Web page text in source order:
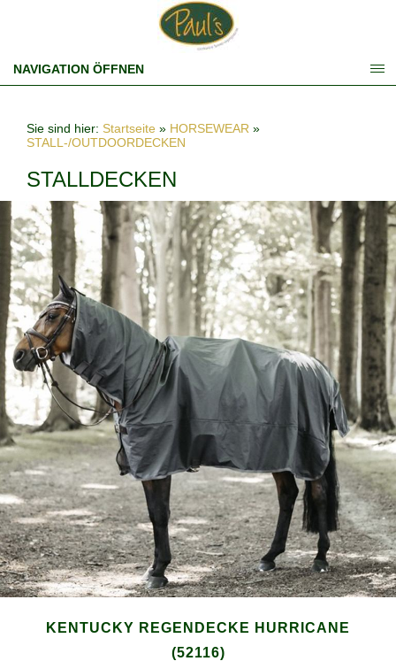
NAVIGATION ÖFFNEN
Sie sind hier: Startseite » HORSEWEAR »
STALL-/OUTDOORDECKEN
STALLDECKEN
KENTUCKY REGENDECKE HURRICANE
(52116)